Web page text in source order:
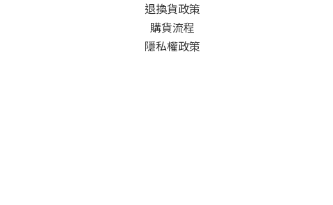
退換貨政策
購貨流程
隱私權政策